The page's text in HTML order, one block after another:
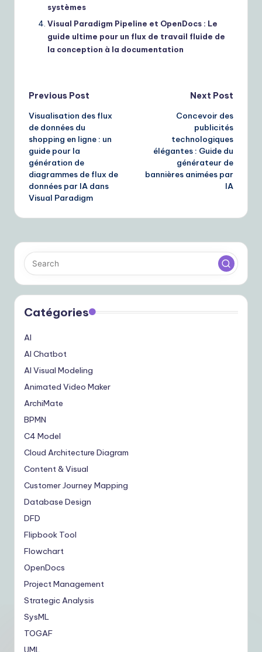
systèmes
Visual Paradigm Pipeline et OpenDocs : Le
guide ultime pour un flux de travail fluide de
la conception à la documentation
Post
navigation
Previous Post
Visualisation des flux
de données du
shopping en ligne : un
guide pour la
génération de
diagrammes de flux de
données par IA dans
Visual Paradigm
Next Post
Concevoir des
publicités
technologiques
élégantes : Guide du
générateur de
bannières animées par
IA
Catégories
AI
AI Chatbot
AI Visual Modeling
Animated Video Maker
ArchiMate
BPMN
C4 Model
Cloud Architecture Diagram
Content & Visual
Customer Journey Mapping
Database Design
DFD
Flipbook Tool
Flowchart
OpenDocs
Project Management
Strategic Analysis
SysML
TOGAF
UML